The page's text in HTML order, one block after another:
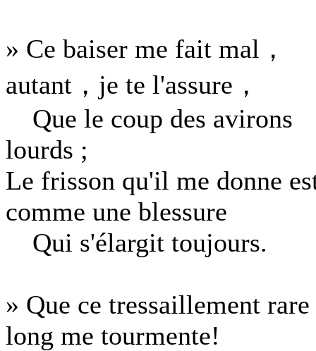
» Ce baiser me fait mal，
autant，je te l'assure，
Que le coup des avirons
lourds ;
Le frisson qu'il me donne
comme une blessure
Qui s'élargit toujours.
» Que ce tressaillement rare
long me tourmente!